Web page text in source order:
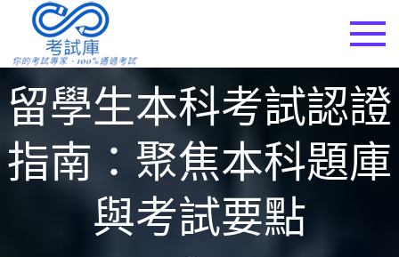
content
留學生本科考試認證
指南：聚焦本科題庫
與考試要點